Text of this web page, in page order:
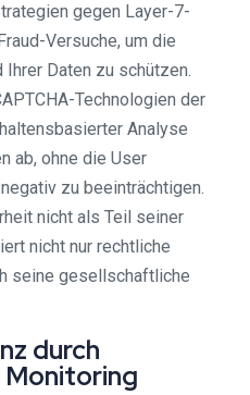
gegen Layer-7-
Versuche, um die
Ihrer Daten zu schützen.
Technologien der
Analyse
ab, ohne die User
zu beeinträchtigen.
nicht als Teil seiner
nicht nur rechtliche
seine gesellschaftliche
durch
Monitoring